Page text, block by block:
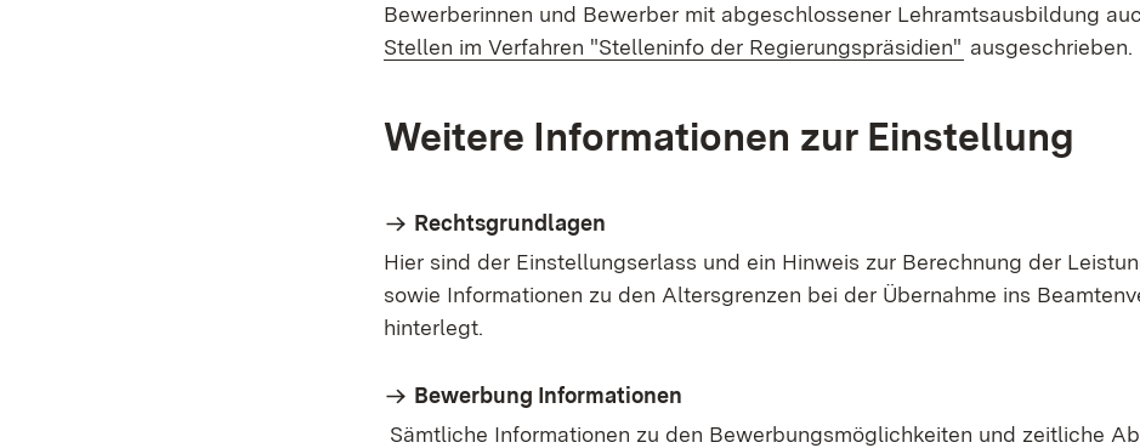
Bewerberinnen und Bewerber mit abgeschlossener Lehramtsausbildung
Stellen im Verfahren "Stelleninfo der Regierungspräsidien" (Öffnet in neuem
ausgeschrieben.
Weitere Informationen zur Einstellung
Rechtsgrundlagen
Hier sind der Einstellungserlass und ein Hinweis zur Berechnung der
sowie Informationen zu den Altersgrenzen bei der Übernahme ins
hinterlegt.
Bewerbung Informationen
Sämtliche Informationen zu den Bewerbungsmöglichkeiten und zeitliche